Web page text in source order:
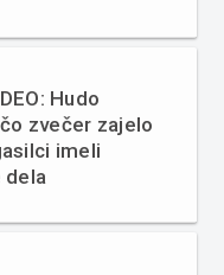
Hudo
zvečer zajelo
imeli
dela